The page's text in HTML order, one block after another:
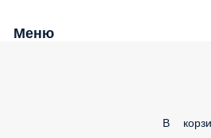
Меню
В